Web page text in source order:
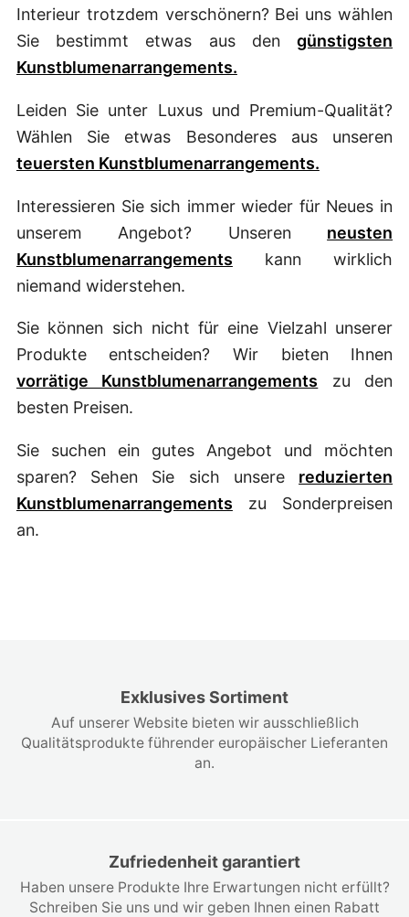
Exklusives Sortiment
Auf unserer Website bieten wir ausschließlich
Qualitätsprodukte führender europäischer Lieferanten
an.
Zufriedenheit garantiert
Haben unsere Produkte Ihre Erwartungen nicht erfüllt?
Schreiben Sie uns und wir geben Ihnen einen Rabatt
Interieur trotzdem verschönern? Bei uns wählen
Sie bestimmt etwas aus dengünstigsten
Kunstblumenarrangements.
Leiden Sie unter Luxus und Premium-Qualität?
Wählen Sie etwas Besonderes aus unseren
teuersten Kunstblumenarrangements.
Interessieren Sie sich immer wieder für Neues in
unserem Angebot? Unseren neusten
Kunstblumenarrangements kann wirklich
niemand widerstehen.
Sie können sich nicht für eine Vielzahl unserer
Produkte entscheiden? Wir bieten Ihnen
vorrätige Kunstblumenarrangements zu den
besten Preisen.
Sie suchen ein gutes Angebot und möchten
sparen? Sehen Sie sich unsere reduzierten
Kunstblumenarrangements zu Sonderpreisen
an.